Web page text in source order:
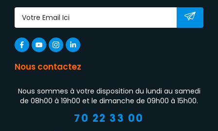
Nous contactez
Nous sommes à votre disposition du lundi au samedi
de 08h00 à 19h00 et le dimanche de 09h00 à 15h00.
70 22 33 00